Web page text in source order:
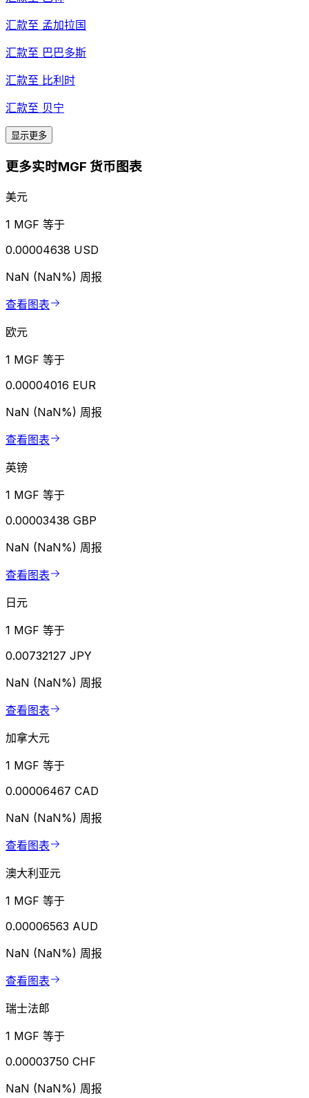
汇款至 孟加拉国
汇款至 巴巴多斯
汇款至 比利时
汇款至 贝宁
显示更多
更多实时MGF 货币图表
美元
1 MGF 等于
0.00004638 USD
NaN (NaN%) 周报
查看图表
欧元
1 MGF 等于
0.00004016 EUR
NaN (NaN%) 周报
查看图表
英镑
1 MGF 等于
0.00003438 GBP
NaN (NaN%) 周报
查看图表
日元
1 MGF 等于
0.00732127 JPY
NaN (NaN%) 周报
查看图表
加拿大元
1 MGF 等于
0.00006467 CAD
NaN (NaN%) 周报
查看图表
澳大利亚元
1 MGF 等于
0.00006563 AUD
NaN (NaN%) 周报
查看图表
瑞士法郎
1 MGF 等于
0.00003750 CHF
NaN (NaN%) 周报